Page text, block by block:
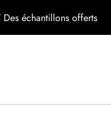
échantillons offerts